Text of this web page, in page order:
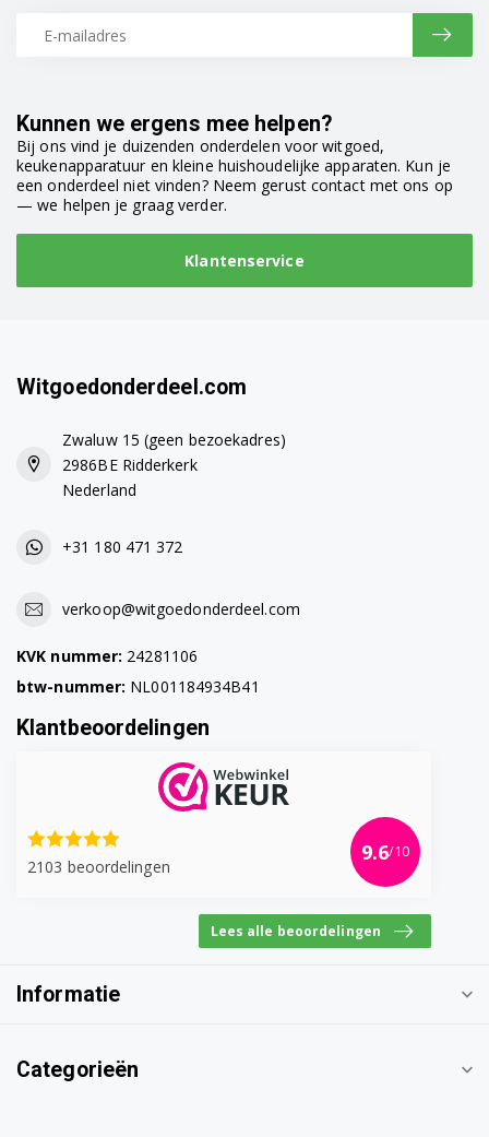
Kunnen we ergens mee helpen?
Bij ons vind je duizenden onderdelen voor witgoed,
keukenapparatuur en kleine huishoudelijke apparaten. Kun je
een onderdeel niet vinden? Neem gerust contact met ons op
— we helpen je graag verder.
Klantenservice
Witgoedonderdeel.com
Zwaluw 15 (geen bezoekadres)
2986BE Ridderkerk
Nederland
+31 180 471 372
verkoop@witgoedonderdeel.com
KVK nummer: 24281106
btw-nummer: NL001184934B41
Klantbeoordelingen
2103 beoordelingen
9.6/10
Lees alle beoordelingen
Informatie
Categorieën